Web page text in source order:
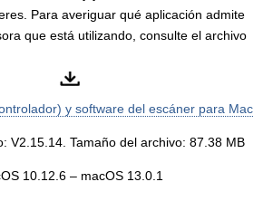
Para averiguar qué aplicación admite
que está utilizando, consulte el archivo
y software del escáner para Mac
V2.15.14. Tamaño del archivo: 87.38 MB
10.12.6 – macOS 13.0.1